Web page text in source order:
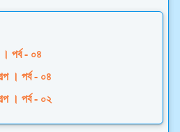
। পর্ব - ০৪
। পর্ব - ০৪
। পর্ব - ০২